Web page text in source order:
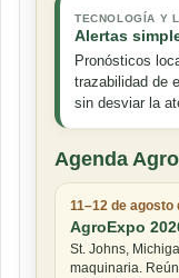
TECNOLOGÍA Y
Alertas
Pronósticos
trazabilidad de
sin desviar la
Agenda
11–12 de agosto
AgroExpo
St. Johns,
maquinaria.